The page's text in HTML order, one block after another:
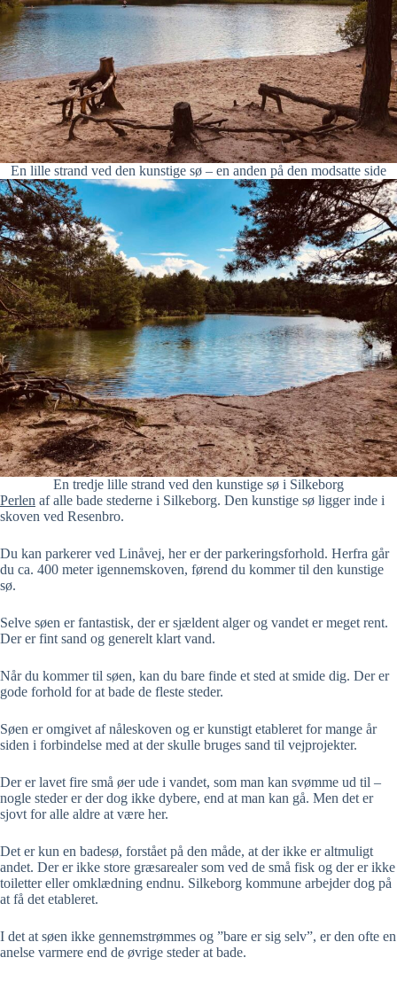
En lille strand ved den kunstige sø – en anden på den modsatte side
En tredje lille strand ved den kunstige sø i Silkeborg
Perlen af alle bade stederne i Silkeborg. Den kunstige sø ligger inde i
skoven ved Resenbro.
Du kan parkerer ved Linåvej, her er der parkeringsforhold. Herfra går
du ca. 400 meter igennemskoven, førend du kommer til den kunstige
sø.
Selve søen er fantastisk, der er sjældent alger og vandet er meget rent.
Der er fint sand og generelt klart vand.
Når du kommer til søen, kan du bare finde et sted at smide dig. Der er
gode forhold for at bade de fleste steder.
Søen er omgivet af nåleskoven og er kunstigt etableret for mange år
siden i forbindelse med at der skulle bruges sand til vejprojekter.
Der er lavet fire små øer ude i vandet, som man kan svømme ud til –
nogle steder er der dog ikke dybere, end at man kan gå. Men det er
sjovt for alle aldre at være her.
Det er kun en badesø, forstået på den måde, at der ikke er altmuligt
andet. Der er ikke store græsarealer som ved de små fisk og der er ikke
toiletter eller omklædning endnu. Silkeborg kommune arbejder dog på
at få det etableret.
I det at søen ikke gennemstrømmes og ”bare er sig selv”, er den ofte en
anelse varmere end de øvrige steder at bade.